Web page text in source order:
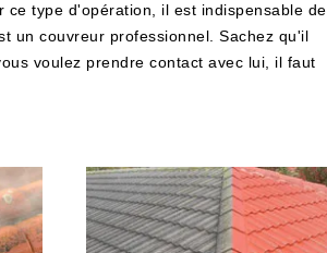
type d'opération, il est indispensable de
un couvreur professionnel. Sachez qu'il
voulez prendre contact avec lui, il faut